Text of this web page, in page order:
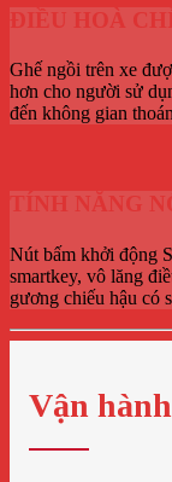
ĐIỀU HOÀ
Ghế ngồi trên xe
hơn cho người sử
đến không gian
TÍNH NĂNG
Nút bấm khởi động
smartkey, vô lăng
gương chiếu hậu có
Vận hành